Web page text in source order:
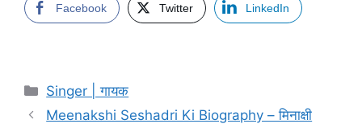
Facebook Twitter LinkedIn
Categories
Singer | गायक
Meenakshi Seshadri Ki Biography – मिनाक्षी